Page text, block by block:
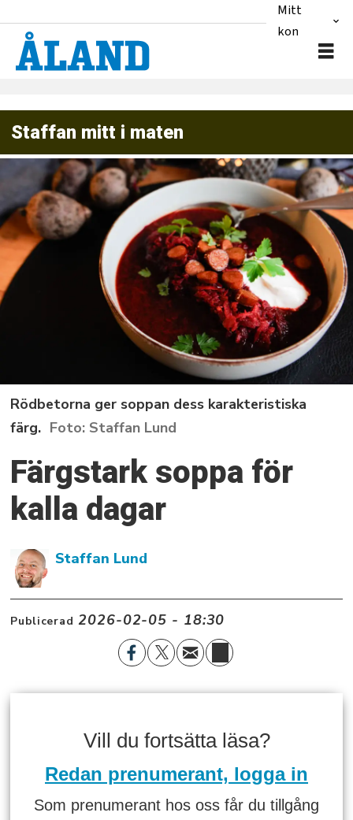
Mitt
konto
Staffan mitt i maten
Rödbetorna ger soppan dess karakteristiska
färg.
Staffan Lund
Färgstark soppa för
kalla dagar
Staffan Lund
Publicerad 2026-02-05 - 18:30
Vill du fortsätta läsa?
Redan prenumerant, logga in
Som prenumerant hos oss får du tillgång